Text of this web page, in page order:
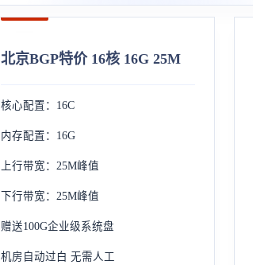
北京BGP特价 16核 16G 25M
核心配置：16C
内存配置：16G
上行带宽：25M峰值
下行带宽：25M峰值
赠送100G企业级系统盘
机房自动过白 无需人工